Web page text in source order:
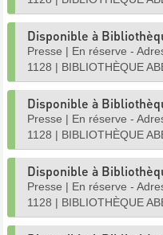
Disponible à
Presse | En réserve -
1128 | BIBLIOTHÈQUE
Disponible à
Presse | En réserve -
1128 | BIBLIOTHÈQUE
Disponible à
Presse | En réserve -
1128 | BIBLIOTHÈQUE